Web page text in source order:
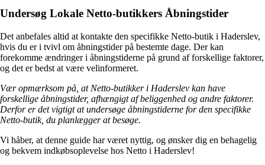
Undersøg Lokale Netto-butikkers Åbningstider
Det anbefales altid at kontakte den specifikke Netto-butik i Haderslev,
hvis du er i tvivl om åbningstider på bestemte dage. Der kan
forekomme ændringer i åbningstiderne på grund af forskellige faktorer,
og det er bedst at være velinformeret.
Vær opmærksom på, at Netto-butikker i Haderslev kan have
forskellige åbningstider, afhængigt af beliggenhed og andre faktorer.
Derfor er det vigtigt at undersøge åbningstiderne for den specifikke
Netto-butik, du planlægger at besøge.
Vi håber, at denne guide har været nyttig, og ønsker dig en behagelig
og bekvem indkøbsoplevelse hos Netto i Haderslev!